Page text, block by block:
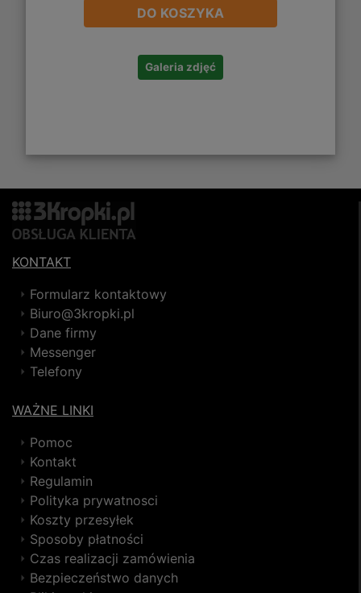
DO KOSZYKA
Galeria zdjęć
KONTAKT
Formularz kontaktowy
Biuro@3kropki.pl
Dane firmy
Messenger
Telefony
WAŻNE LINKI
Pomoc
Kontakt
Regulamin
Polityka prywatnosci
Koszty przesyłek
Sposoby płatności
Czas realizacji zamówienia
Bezpieczeństwo danych